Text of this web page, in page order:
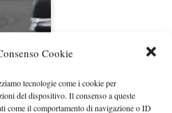
Cookie
tecnologie come i cookie per
del dispositivo. Il consenso a queste
come il comportamento di navigazione o ID